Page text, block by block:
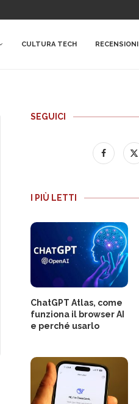
CULTURA TECH RECENSIONI
SEGUICI
I PIÙ LETTI
ChatGPT Atlas, come
funziona il browser AI
e perché usarlo